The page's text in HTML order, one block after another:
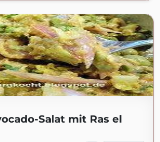
Salat mit Ras el